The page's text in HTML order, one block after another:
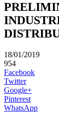
18/01/2019
954
Facebook
Twitter
Google+
Pinterest
WhatsApp